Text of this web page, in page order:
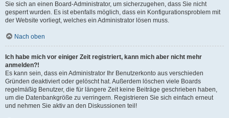
Sie sich an einen Board-Administrator, um sicherzugehen, dass Sie nicht
gesperrt wurden. Es ist ebenfalls möglich, dass ein Konfigurationsproblem mit
der Website vorliegt, welches ein Administrator lösen muss.
Nach oben
Ich habe mich vor einiger Zeit registriert, kann mich aber nicht mehr
anmelden?!
Es kann sein, dass ein Administrator Ihr Benutzerkonto aus verschieden
Gründen deaktiviert oder gelöscht hat. Außerdem löschen viele Boards
regelmäßig Benutzer, die für längere Zeit keine Beiträge geschrieben haben,
um die Datenbankgröße zu verringern. Registrieren Sie sich einfach erneut
und nehmen Sie aktiv an den Diskussionen teil!